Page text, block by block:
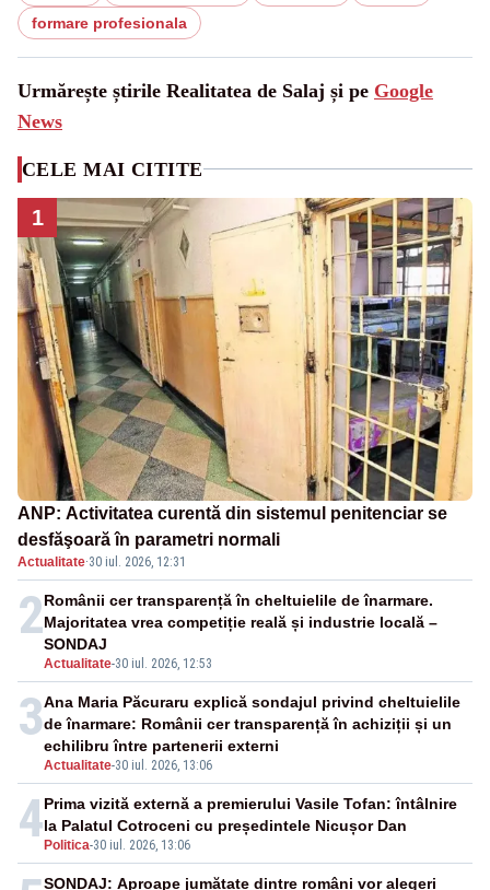
formare profesionala
Urmărește știrile Realitatea de Salaj și pe Google
News
CELE MAI CITITE
1
ANP: Activitatea curentă din sistemul penitenciar se
desfăşoară în parametri normali
Actualitate·30 iul. 2026, 12:31
2
Actualitate-30 iul. 2026, 12:53
Românii cer transparență în cheltuielile de înarmare.
Majoritatea vrea competiție reală și industrie locală –
SONDAJ
3
Actualitate-30 iul. 2026, 13:06
Ana Maria Păcuraru explică sondajul privind cheltuielile
de înarmare: Românii cer transparență în achiziții și un
echilibru între partenerii externi
4 Politica-30 iul. 2026, 13:06
Prima vizită externă a premierului Vasile Tofan: întâlnire
la Palatul Cotroceni cu președintele Nicușor Dan
SONDAJ: Aproape jumătate dintre români vor alegeri